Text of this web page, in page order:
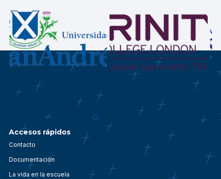
Accesos rápidos
Contacto
Documentación
La vida en la escuela